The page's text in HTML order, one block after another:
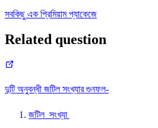
সবকিছু এক প্রিমিয়াম প্যাকেজে
Related question
দুটি অনুবন্ধী জটিল সংখ্যার গুনফল-
জটিল সংখ্যা